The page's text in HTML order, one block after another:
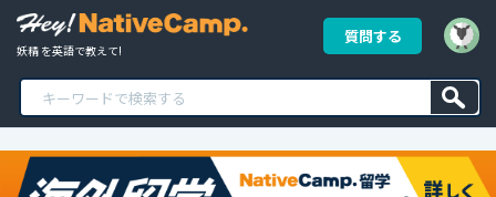
妖精 を英語で教えて!
質問する